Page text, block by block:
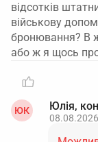
відсотків
військову
бронювання? В
або ж я щось
ЮК Юлія,